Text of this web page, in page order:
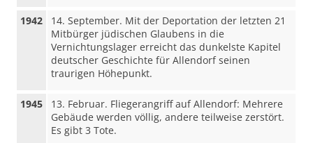
1942
14. September. Mit der Deportation der letzten 21
Mitbürger jüdischen Glaubens in die
Vernichtungslager erreicht das dunkelste Kapitel
deutscher Geschichte für Allendorf seinen
traurigen Höhepunkt.
1945
13. Februar. Fliegerangriff auf Allendorf: Mehrere
Gebäude werden völlig, andere teilweise zerstört.
Es gibt 3 Tote.